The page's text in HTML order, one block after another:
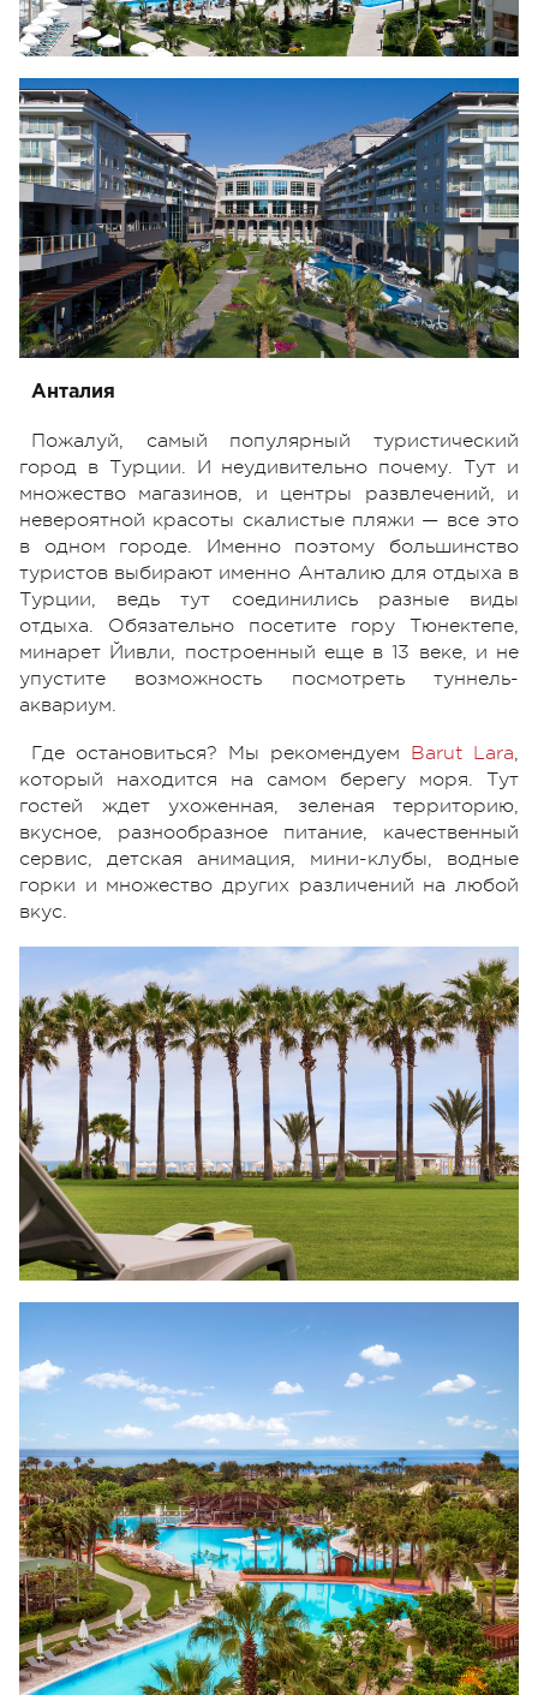
Анталия
Пожалуй, самый популярный туристический
город в Турции. И неудивительно почему. Тут и
множество магазинов, и центры развлечений, и
невероятной красоты скалистые пляжи — все это
в одном городе. Именно поэтому большинство
туристов выбирают именно Анталию для отдыха в
Турции, ведь тут соединились разные виды
отдыха. Обязательно посетите гору Тюнектепе,
минарет Йивли, построенный еще в 13 веке, и не
упустите возможность посмотреть туннель-
аквариум.
Где остановиться? Мы рекомендуем Barut Lara,
который находится на самом берегу моря. Тут
гостей ждет ухоженная, зеленая территорию,
вкусное, разнообразное питание, качественный
сервис, детская анимация, мини-клубы, водные
горки и множество других различений на любой
вкус.